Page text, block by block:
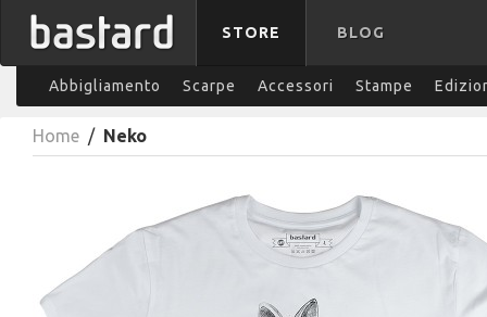
STORE BLOG
Abbigliamento Scarpe Accessori Stampe
Home / Neko